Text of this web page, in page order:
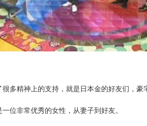
多精神上的支持，就是日本金的好友们，豪
位非常优秀的女性，从妻子到好友。